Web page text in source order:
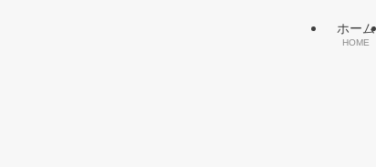
ホーム
HOME